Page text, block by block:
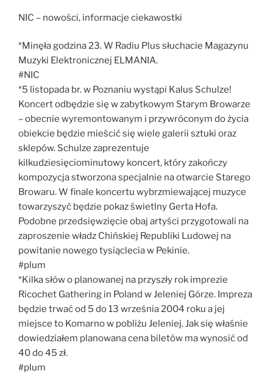
NIC – nowości, informacje ciekawostki
*Minęła godzina 23. W Radiu Plus słuchacie Magazynu
Muzyki Elektronicznej ELMANIA.
#NIC
*5 listopada br. w Poznaniu wystąpi Kalus Schulze!
Koncert odbędzie się w zabytkowym Starym Browarze
– obecnie wyremontowanym i przywróconym do życia
obiekcie będzie mieścić się wiele galerii sztuki oraz
sklepów. Schulze zaprezentuje
kilkudziesięciominutowy koncert, który zakończy
kompozycja stworzona specjalnie na otwarcie Starego
Browaru. W finale koncertu wybrzmiewającej muzyce
towarzyszyć będzie pokaz świetlny Gerta Hofa.
Podobne przedsięwzięcie obaj artyści przygotowali na
zaproszenie władz Chińskiej Republiki Ludowej na
powitanie nowego tysiąclecia w Pekinie.
#plum
*Kilka słów o planowanej na przyszły rok imprezie
Ricochet Gathering in Poland w Jeleniej Górze. Impreza
będzie trwać od 5 do 13 września 2004 roku a jej
miejsce to Komarno w pobliżu Jeleniej. Jak się właśnie
dowiedziałem planowana cena biletów ma wynosić od
40 do 45 zł.
#plum